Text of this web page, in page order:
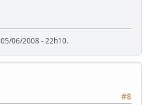
05/06/2008 - 22h10.
#8